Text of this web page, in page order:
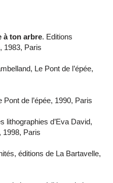
à ton arbre. Editions
1983, Paris
Le Pont de l’épée,
de l’épée, 1990, Paris
lithographies d’Eva David,
1998, Paris
éditions de La Bartavelle,